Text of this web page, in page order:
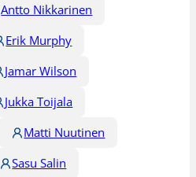
Antto Nikkarinen
Erik Murphy
Jamar Wilson
Jukka Toijala
Matti Nuutinen
Sasu Salin